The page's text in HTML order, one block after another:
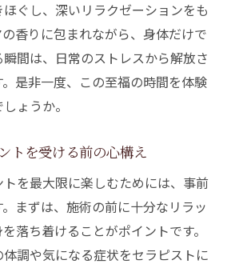
ぐし、深いリラクゼーションをも
香りに包まれながら、身体だけで
間は、日常のストレスから解放さ
是非一度、この至福の時間を体験
ょうか。
トを受ける前の心構え
を最大限に楽しむためには、事前
まずは、施術の前に十分なリラッ
落ち着けることがポイントです。
調や気になる症状をセラピストに